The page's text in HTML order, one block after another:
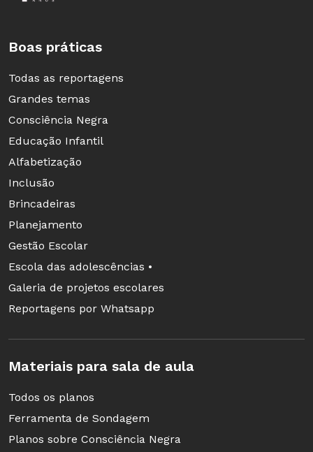
Fotografia (1840-1930).
Serviç
Rio: Primeiras Poses, Visões da Cidade a Partir da
Chegada da Fotografia (1840-1930)
De 1º de março a 31 de dezembro
De terça a domingo, das 11h às 20h
Entrada franca - Classificação livre
Visitas monitoradas para escolas: agendar pelo
telefone (21) 3284-7400.
Instituto Moreira Salles - Rio de Janeiro
Rua Marquês de São Vicente, 476, Gávea
Telefone: (21) 3284-7400/ (21) 3206-2500
Boas práticas
Todas as reportagens
Grandes temas
Consciência Negra
Educação Infantil
Alfabetização
Inclusão
Brincadeiras
Planejamento
Gestão Escolar
Escola das adolescências •
Galeria de projetos escolares
Reportagens por Whatsapp
Materiais para sala de aula
Todos os planos
Ferramenta de Sondagem
Planos sobre Consciência Negra